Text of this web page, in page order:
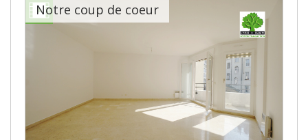
Notre coup de coeur